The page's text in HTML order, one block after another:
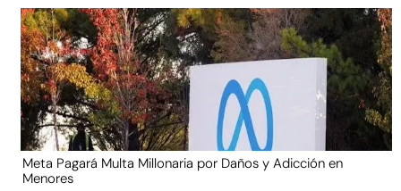
Meta Pagará Multa Millonaria por Daños y Adicción en
Menores